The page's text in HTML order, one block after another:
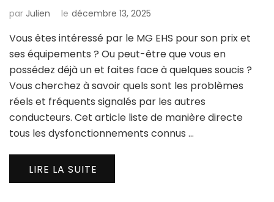
par Julien le décembre 13, 2025
Vous êtes intéressé par le MG EHS pour son prix et
ses équipements ? Ou peut-être que vous en
possédez déjà un et faites face à quelques soucis ?
Vous cherchez à savoir quels sont les problèmes
réels et fréquents signalés par les autres
conducteurs. Cet article liste de manière directe
tous les dysfonctionnements connus …
LIRE LA SUITE